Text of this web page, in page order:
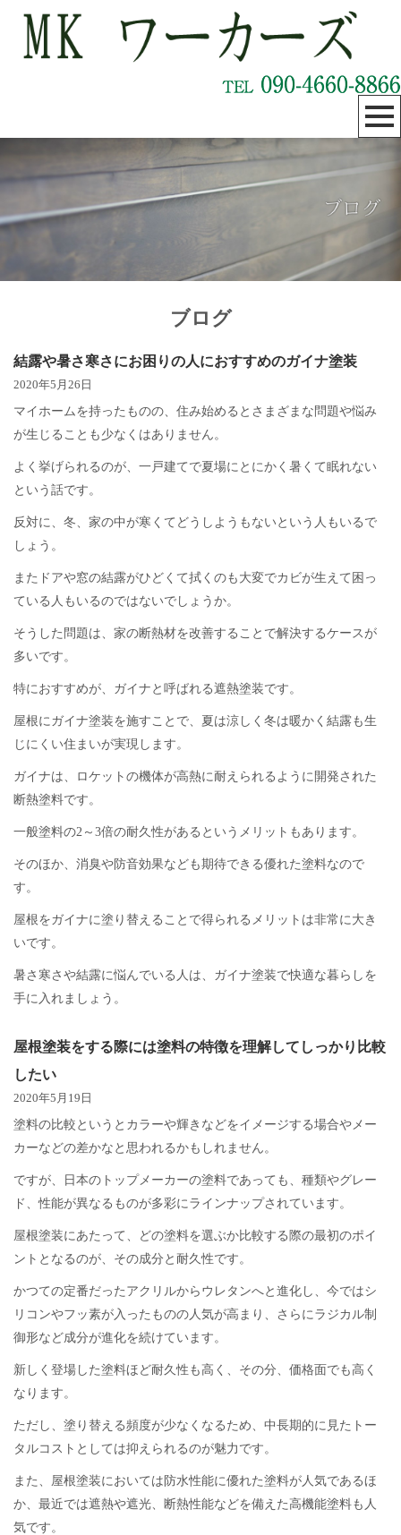
ブログ
結露や暑さ寒さにお困りの人におすすめのガイナ塗装
2020年5月26日
マイホームを持ったものの、住み始めるとさまざまな問題や悩み
が生じることも少なくはありません。
よく挙げられるのが、一戸建てで夏場にとにかく暑くて眠れない
という話です。
反対に、冬、家の中が寒くてどうしようもないという人もいるで
しょう。
またドアや窓の結露がひどくて拭くのも大変でカビが生えて困っ
ている人もいるのではないでしょうか。
そうした問題は、家の断熱材を改善することで解決するケースが
多いです。
特におすすめが、ガイナと呼ばれる遮熱塗装です。
屋根にガイナ塗装を施すことで、夏は涼しく冬は暖かく結露も生
じにくい住まいが実現します。
ガイナは、ロケットの機体が高熱に耐えられるように開発された
断熱塗料です。
一般塗料の2～3倍の耐久性があるというメリットもあります。
そのほか、消臭や防音効果なども期待できる優れた塗料なので
す。
屋根をガイナに塗り替えることで得られるメリットは非常に大き
いです。
暑さ寒さや結露に悩んでいる人は、ガイナ塗装で快適な暮らしを
手に入れましょう。
屋根塗装をする際には塗料の特徴を理解してしっかり比較
したい
2020年5月19日
塗料の比較というとカラーや輝きなどをイメージする場合やメー
カーなどの差かなと思われるかもしれません。
ですが、日本のトップメーカーの塗料であっても、種類やグレー
ド、性能が異なるものが多彩にラインナップされています。
屋根塗装にあたって、どの塗料を選ぶか比較する際の最初のポイ
ントとなるのが、その成分と耐久性です。
かつての定番だったアクリルからウレタンへと進化し、今ではシ
リコンやフッ素が入ったものの人気が高まり、さらにラジカル制
御形など成分が進化を続けています。
新しく登場した塗料ほど耐久性も高く、その分、価格面でも高く
なります。
ただし、塗り替える頻度が少なくなるため、中長期的に見たトー
タルコストとしては抑えられるのが魅力です。
また、屋根塗装においては防水性能に優れた塗料が人気であるほ
か、最近では遮熱や遮光、断熱性能などを備えた高機能塗料も人
気です。